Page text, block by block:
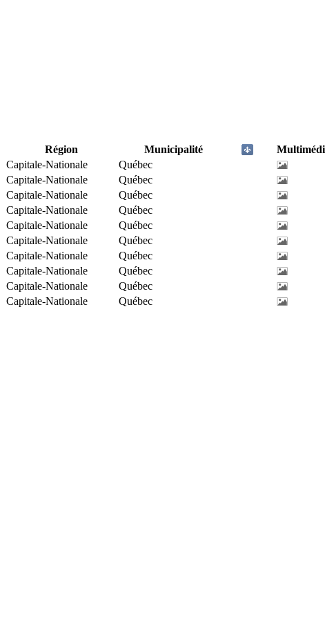
Région Municipalité
Capitale-Nationale
Québec
Capitale-Nationale
Québec
Capitale-Nationale
Québec
Capitale-Nationale
Québec
Capitale-Nationale
Québec
Capitale-Nationale
Québec
Capitale-Nationale
Québec
Capitale-Nationale
Québec
Capitale-Nationale
Québec
Capitale-Nationale Québec